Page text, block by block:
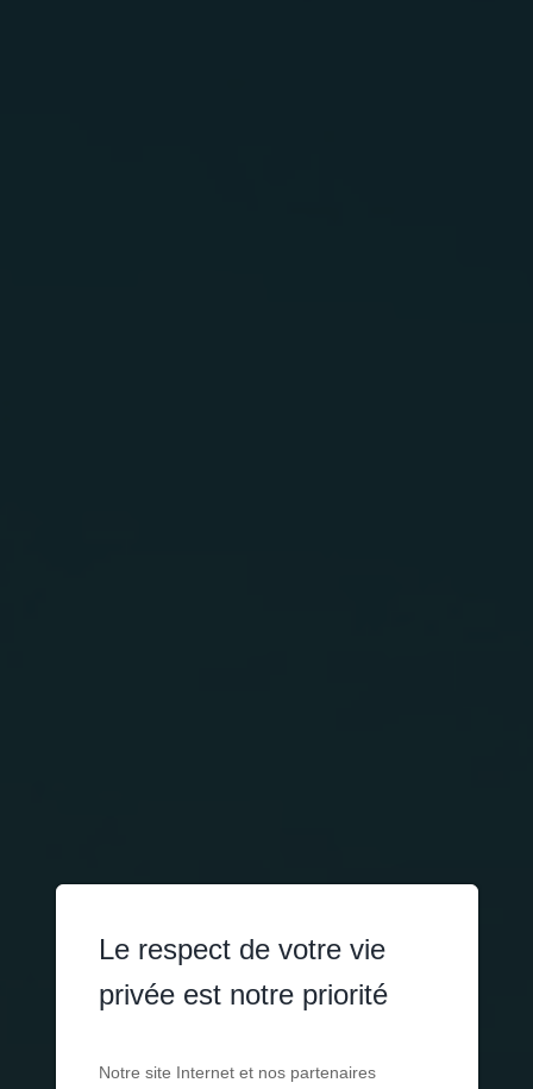
Le respect de votre vie
privée est notre priorité
Notre site Internet et nos partenaires